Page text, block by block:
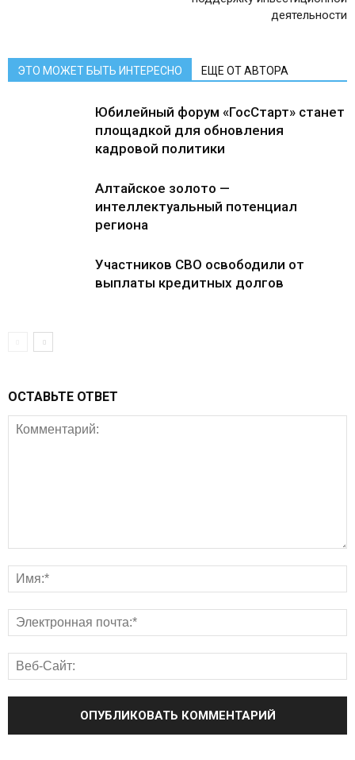
деятельности
ЭТО МОЖЕТ БЫТЬ ИНТЕРЕСНО ЕЩЕ ОТ АВТОРА
Юбилейный форум «ГосСтарт» станет
площадкой для обновления
кадровой политики
Алтайское золото —
интеллектуальный потенциал
региона
Участников СВО освободили от
выплаты кредитных долгов
ОСТАВЬТЕ ОТВЕТ